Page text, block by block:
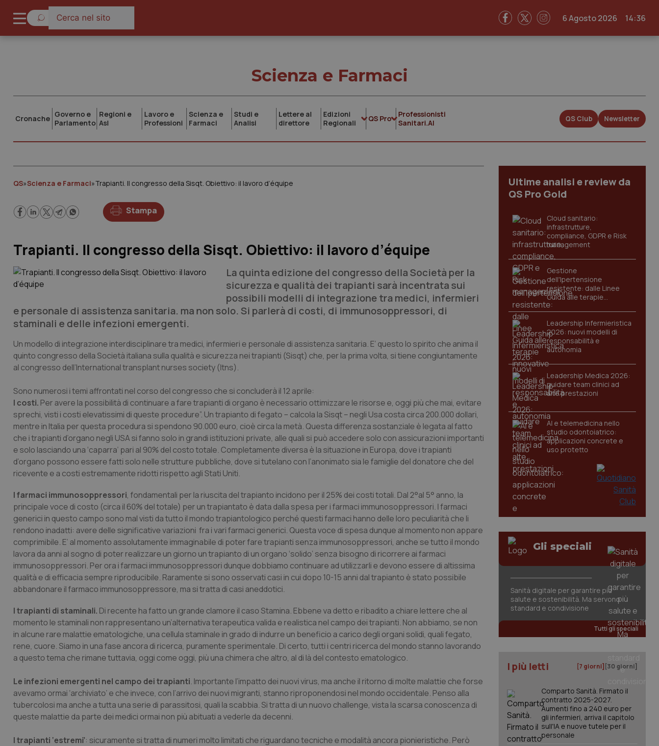
6 Agosto 2026 14:36
Scienza e Farmaci
Cronache Governo e
Parlamento
Regioni e
Asl
Lavoro e
Professioni
Scienza e
Farmaci
Studi e
Analisi
Lettere al
direttore
Edizioni
Regionali
QS Pro
Professionisti
Sanitari.AI
QS Club Newsletter
QS»Scienza e Farmaci»Trapianti. Il congresso della Sisqt. Obiettivo: il lavoro d’équipe
Stampa
Trapianti. Il congresso della Sisqt. Obiettivo: il lavoro d’équipe
La quinta edizione del congresso della Società per la
sicurezza e qualità dei trapianti sarà incentrata sui
possibili modelli di integrazione tra medici, infermieri
e personale di assistenza sanitaria. ma non solo. Si parlerà di costi, di immunosoppressori, di
staminali e delle infezioni emergenti.
Un modello di integrazione interdisciplinare tra medici, infermieri e personale di assistenza sanitaria. E’ questo lo spirito che anima il
quinto congresso della Società italiana sulla qualità e sicurezza nei trapianti (Sisqt) che, per la prima volta, si tiene congiuntamente
al congresso dell’International transplant nurses society (Itns).
Sono numerosi i temi affrontati nel corso del congresso che si concluderà il 12 aprile:
I costi. Per avere la possibilità di continuare a fare trapianti di organo è necessario ottimizzare le risorse e, oggi più che mai, evitare
sprechi, visti i costi elevatissimi di queste procedure”. Un trapianto di fegato – calcola la Sisqt – negli Usa costa circa 200.000 dollari,
mentre in Italia per questa procedura si spendono 90.000 euro, cioè circa la metà. Questa differenza sostanziale è legata al fatto
che i trapianti d’organo negli USA si fanno solo in grandi istituzioni private, alle quali si può accedere solo con assicurazioni importanti
e solo lasciando una ‘caparra’ pari al 90% del costo totale. Completamente diversa è la situazione in Europa, dove i trapianti
d’organo possono essere fatti solo nelle strutture pubbliche, dove si tutelano con l’anonimato sia le famiglie del donatore che del
ricevente e a costi estremamente ridotti rispetto agli Stati Uniti.
I farmaci immunosoppressori, fondamentali per la riuscita del trapianto incidono per il 25% dei costi totali. Dal 2°al 5° anno, la
principale voce di costo (circa il 60% del totale) per un trapiantato è data dalla spesa per i farmaci immunosoppressori. I farmaci
generici in questo campo sono mal visti da tutto il mondo trapiantologico perché questi farmaci hanno delle loro peculiarità che li
rendono inadatti: avere delle significative variazioni fra i vari farmaci generici. Questa voce di spesa dunque al momento non appare
comprimibile. E’ al momento assolutamente immaginabile di poter fare trapianti senza immunosoppressori, anche se tutto il mondo
lavora da anni al sogno di poter realizzare un giorno un trapianto di un organo ‘solido’ senza bisogno di ricorrere ai farmaci
immunosoppressori. Per ora i farmaci immunosoppressori dunque dobbiamo continuare ad utilizzarli e devono essere di altissima
qualità e di efficacia sempre riproducibile. Raramente si sono osservati casi in cui dopo 10-15 anni dal trapianto è stato possibile
abbandonare il farmaco immunosoppressore, ma si tratta di casi aneddotici.
I trapianti di staminali. Di recente ha fatto un grande clamore il caso Stamina. Ebbene va detto e ribadito a chiare lettere che al
momento le staminali non rappresentano un’alternativa terapeutica valida e realistica nel campo dei trapianti. Non abbiamo, se non
in alcune rare malattie ematologiche, una cellula staminale in grado di indurre un beneficio a carico degli organi solidi, quali fegato,
rene, cuore. Siamo in una fase ancora di ricerca, puramente sperimentale. Di certo, tutti i centri ricerca del mondo stanno lavorando
a questo tema che rimane tuttavia, oggi come oggi, più una chimera che altro, al di là del contesto ematologico.
Le infezioni emergenti nel campo dei trapianti. Importante l’impatto dei nuovi virus, ma anche il ritorno di molte malattie che forse
avevamo ormai ‘archiviato’ e che invece, con l’arrivo dei nuovi migranti, stanno riproponendosi nel mondo occidentale. Penso alla
tubercolosi ma anche a tutta una serie di parassitosi, quali la scabbia. Si tratta di un nuovo challenge, vista la scarsa conoscenza di
queste malattie da parte dei medici ormai non più abituati a vederle da decenni.
I trapianti ‘estremi’: sicuramente si tratta di numeri molto limitati che riguardano tecniche e modalità ancora pionieristiche. Però
Ultime analisi e review da
QS Pro Gold
Cloud sanitario:
infrastrutture,
compliance, GDPR e Risk
management
Gestione
dell'Ipertensione
resistente: dalle Linee
Guida alle terapie
innovative
Leadership Infermieristica
2026: nuovi modelli di
responsabilità e
autonomia
Leadership Medica 2026:
guidare team clinici ad
alte prestazioni
AI e telemedicina nello
studio odontoiatrico:
applicazioni concrete e
uso protetto
Gli speciali
Sanità digitale per garantire più
salute e sostenibilità. Ma servono
standard e condivisione
Tutti gli speciali
I più letti [7 giorni] [30 giorni]
Comparto Sanità. Firmato il
contratto 2025-2027.
Aumenti fino a 240 euro per
gli infermieri, arriva il capitolo
sull'IA e nuove tutele per il
personale